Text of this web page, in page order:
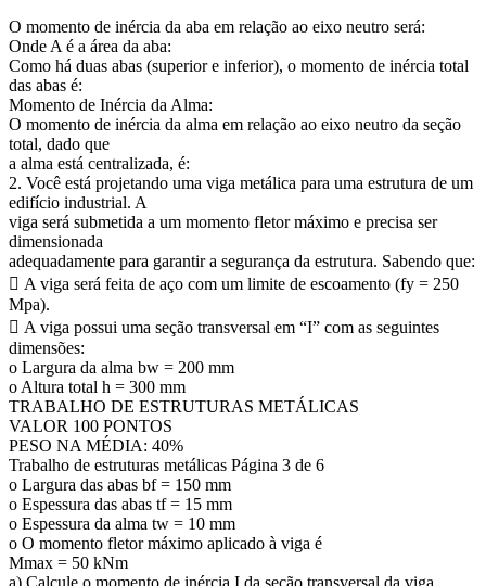
O momento de inércia da aba em relação ao eixo neutro será:
Onde A é a área da aba:
Como há duas abas (superior e inferior), o momento de inércia total
das abas é:
Momento de Inércia da Alma:
O momento de inércia da alma em relação ao eixo neutro da seção
total, dado que
a alma está centralizada, é:
2. Você está projetando uma viga metálica para uma estrutura de um
edifício industrial. A
viga será submetida a um momento fletor máximo e precisa ser
dimensionada
adequadamente para garantir a segurança da estrutura. Sabendo que:
 A viga será feita de aço com um limite de escoamento (fy = 250
Mpa).
 A viga possui uma seção transversal em “I” com as seguintes
dimensões:
o Largura da alma bw = 200 mm
o Altura total h = 300 mm
TRABALHO DE ESTRUTURAS METÁLICAS
VALOR 100 PONTOS
PESO NA MÉDIA: 40%
Trabalho de estruturas metálicas Página 3 de 6
o Largura das abas bf = 150 mm
o Espessura das abas tf = 15 mm
o Espessura da alma tw = 10 mm
o O momento fletor máximo aplicado à viga é
Mmax = 50 kNm
a) Calcule o momento de inércia I da seção transversal da viga